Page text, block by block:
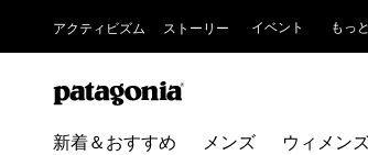
アクティビズム ストーリー イベント もっ
新着＆おすすめ メンズ ウィメン